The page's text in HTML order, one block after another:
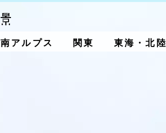
南アルプス 関東 東海・北陸